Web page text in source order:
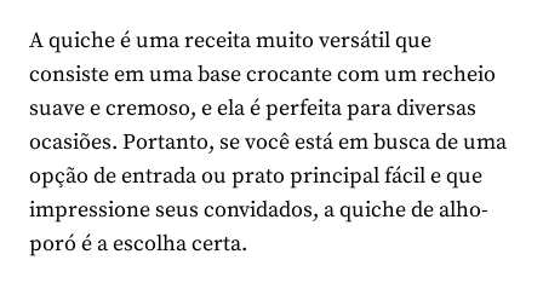
A quiche é uma receita muito versátil que
consiste em uma base crocante com um recheio
suave e cremoso, e ela é perfeita para diversas
ocasiões. Portanto, se você está em busca de uma
opção de entrada ou prato principal fácil e que
impressione seus convidados, a quiche de alho-
poró é a escolha certa.